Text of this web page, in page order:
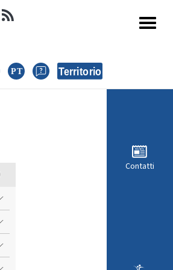
Contatti
RICHIESTA COMPETIZIONI
COMPETIZIONI
E COMUNICAZIONI